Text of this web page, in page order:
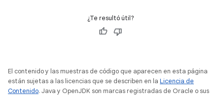
¿Te resultó útil?
El contenido y las muestras de código que aparecen en esta página
están sujetas a las licencias que se describen en la Licencia de
Contenido. Java y OpenJDK son marcas registradas de Oracle o sus